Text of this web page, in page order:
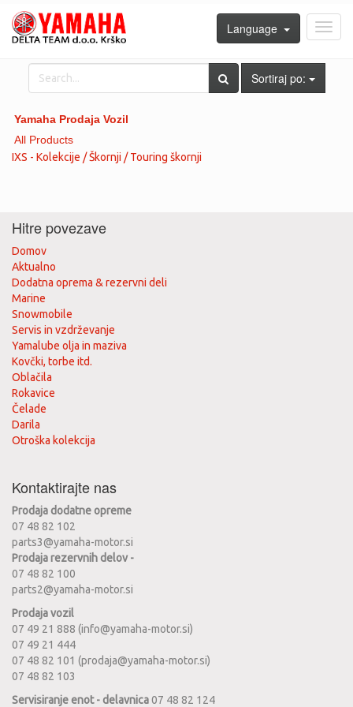
Language
Sortiraj po:
Yamaha Prodaja Vozil
All Products
IXS - Kolekcije / Škornji / Touring škornji
Hitre povezave
Domov
Aktualno
Dodatna oprema & rezervni deli
Marine
Snowmobile
Servis in vzdrževanje
Yamalube olja in maziva
Kovčki, torbe itd.
Oblačila
Rokavice
Čelade
Darila
Otroška kolekcija
Kontaktirajte nas
Prodaja dodatne opreme
07 48 82 102
parts3@yamaha-motor.si
Prodaja rezervnih delov -
07 48 82 100
parts2@yamaha-motor.si
Prodaja vozil
07 49 21 888 (info@yamaha-motor.si)
07 49 21 444
07 48 82 101 (prodaja@yamaha-motor.si)
07 48 82 103
Servisiranje enot - delavnica07 48 82 124